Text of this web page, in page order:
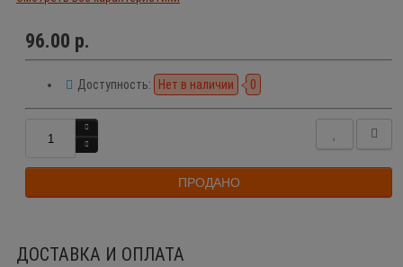
96.00 р.
Доступность: Нет в наличии 0
ПРОДАНО
ДОСТАВКА И ОПЛАТА